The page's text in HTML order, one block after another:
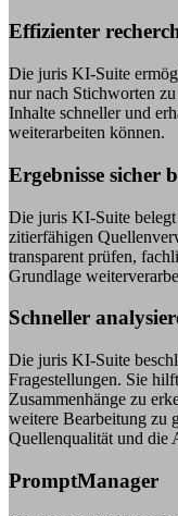
Effizienter
Die juris KI-Suite
nur nach Stichworten
Inhalte schneller und
weiterarbeiten können.
Ergebnisse sicher
Die juris KI-Suite
zitierfähigen
transparent prüfen,
Grundlage
Schneller
Die juris KI-Suite
Fragestellungen. Sie
Zusammenhänge zu
weitere Bearbeitung zu
Quellenqualität und die
PromptManager